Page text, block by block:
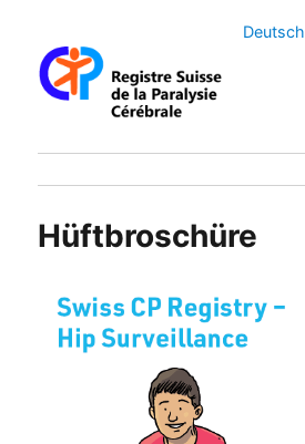
Deutsch
Swiss-CP-Reg
Hüftbroschüre